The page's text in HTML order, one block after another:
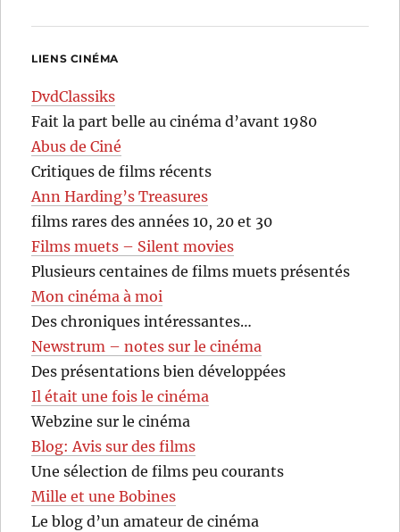
LIENS CINÉMA
DvdClassiks
Fait la part belle au cinéma d’avant 1980
Abus de Ciné
Critiques de films récents
Ann Harding’s Treasures
films rares des années 10, 20 et 30
Films muets – Silent movies
Plusieurs centaines de films muets présentés
Mon cinéma à moi
Des chroniques intéressantes…
Newstrum – notes sur le cinéma
Des présentations bien développées
Il était une fois le cinéma
Webzine sur le cinéma
Blog: Avis sur des films
Une sélection de films peu courants
Mille et une Bobines
Le blog d’un amateur de cinéma